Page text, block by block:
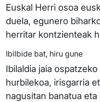
Euskal Herri osoa
duela, egunero
herritar kontzienteak
Ibilbide bat, hiru gune
Ibilaldia jaia
hurbilekoa, irisgarria
nagusitan banatua